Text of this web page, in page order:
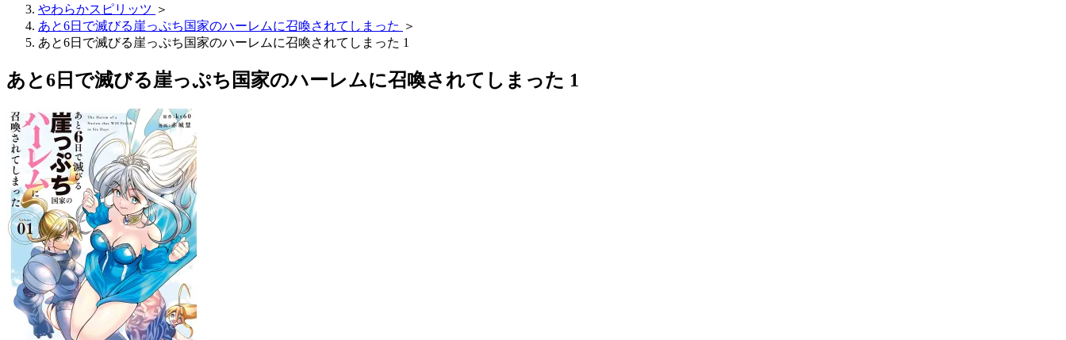
やわらかスピリッツ ＞
あと6日で滅びる崖っぷち国家のハーレムに召喚されてしまった ＞
あと6日で滅びる崖っぷち国家のハーレムに召喚されてしまった 1
あと6日で滅びる崖っぷち国家のハーレムに召喚されてしまった 1